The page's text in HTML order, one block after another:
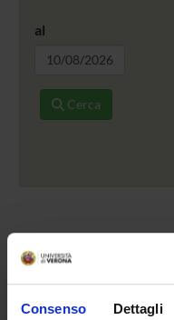
Consenso Dettagli
al
Cerca
Nessun convegno in corso